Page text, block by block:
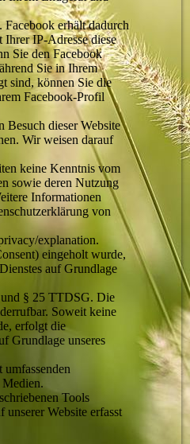
Facebook erhält dadurch
Ihrer IP-Adresse diese
Sie den Facebook
Sie in Ihrem
sind, können Sie die
Facebook-Profil
Besuch dieser Website
Wir weisen darauf
keine Kenntnis vom
sowie deren Nutzung
Informationen
von
explanation.
eingeholt wurde,
auf Grundlage
§ 25 TTDSG. Die
Soweit keine
erfolgt die
Grundlage unseres
umfassenden
Tools
unserer Website erfasst